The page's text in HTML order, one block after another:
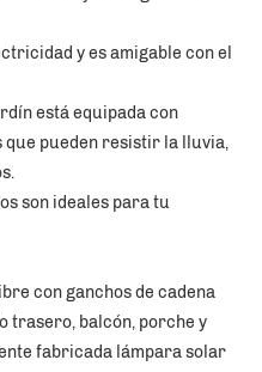
y es amigable con el
está equipada con
que pueden resistir la lluvia,
son ideales para tu
con ganchos de cadena
trasero, balcón, porche y
fabricada lámpara solar